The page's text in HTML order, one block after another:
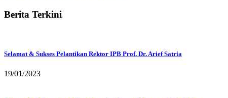
Berita Terkini
Selamat & Sukses Pelantikan Rektor IPB Prof. Dr. Arief Satria
19/01/2023